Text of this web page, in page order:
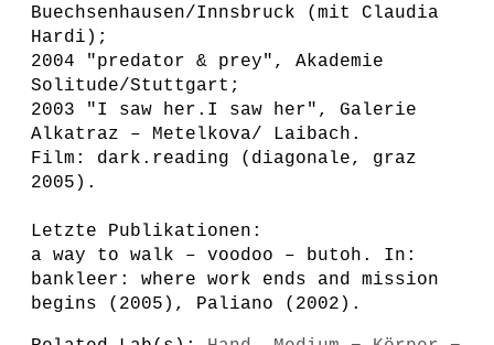
Buechsenhausen/Innsbruck (mit Claudia
Hardi);
2004 "predator & prey", Akademie
Solitude/Stuttgart;
2003 "I saw her.I saw her", Galerie
Alkatraz – Metelkova/ Laibach.
Film: dark.reading (diagonale, graz
2005).
Letzte Publikationen:
a way to walk – voodoo – butoh. In:
bankleer: where work ends and mission
begins (2005), Paliano (2002).